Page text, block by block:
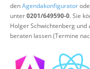
denAgendakonfigurator
unter0201/649590-0. Sie
Holger Schwichtenberg
beraten lassen (Termine